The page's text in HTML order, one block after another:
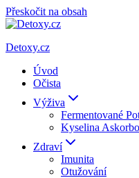
Přeskočit na obsah
Detoxy.cz
Úvod
Očista
Výživa
Fermentované
Kyselina
Zdraví
Imunita
Otužování